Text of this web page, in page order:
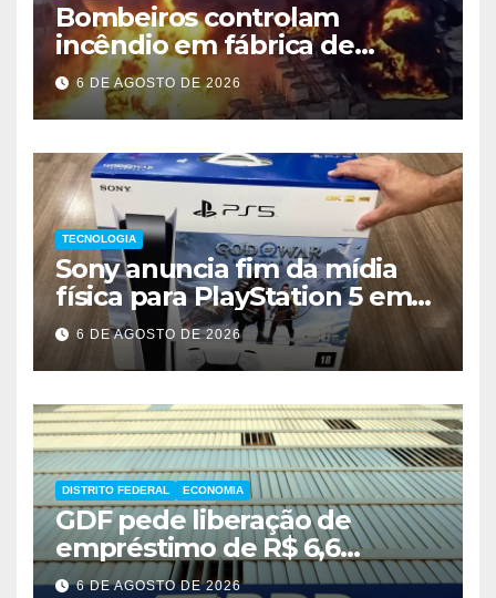
Bombeiros controlam
incêndio em fábrica de
Itaquaquecetuba após 33
horas
6 DE AGOSTO DE 2026
TECNOLOGIA
Sony anuncia fim da mídia
física para PlayStation 5 em
2028
6 DE AGOSTO DE 2026
DISTRITO FEDERAL ECONOMIA
GDF pede liberação de
empréstimo de R$ 6,6
bilhões e critica inércia do
6 DE AGOSTO DE 2026